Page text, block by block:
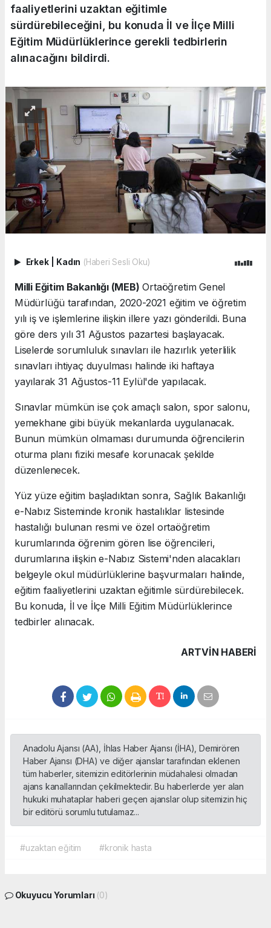
faaliyetlerini uzaktan eğitimle
sürdürebileceğini, bu konuda İl ve İlçe Milli
Eğitim Müdürlüklerince gerekli tedbirlerin
alınacağını bildirdi.
Erkek Kadın (Haberi Sesli Oku)
Milli Eğitim Bakanlığı (MEB) Ortaöğretim Genel
Müdürlüğü tarafından, 2020-2021 eğitim ve öğretim
yılı iş ve işlemlerine ilişkin illere yazı gönderildi. Buna
göre ders yılı 31 Ağustos pazartesi başlayacak.
Liselerde sorumluluk sınavları ile hazırlık yeterlilik
sınavları ihtiyaç duyulması halinde iki haftaya
yayılarak 31 Ağustos-11 Eylül'de yapılacak.
Sınavlar mümkün ise çok amaçlı salon, spor salonu,
yemekhane gibi büyük mekanlarda uygulanacak.
Bunun mümkün olmaması durumunda öğrencilerin
oturma planı fiziki mesafe korunacak şekilde
düzenlenecek.
Yüz yüze eğitim başladıktan sonra, Sağlık Bakanlığı
e-Nabız Sisteminde kronik hastalıklar listesinde
hastalığı bulunan resmi ve özel ortaöğretim
kurumlarında öğrenim gören lise öğrencileri,
durumlarına ilişkin e-Nabız Sistemi'nden alacakları
belgeyle okul müdürlüklerine başvurmaları halinde,
eğitim faaliyetlerini uzaktan eğitimle sürdürebilecek.
Bu konuda, İl ve İlçe Milli Eğitim Müdürlüklerince
tedbirler alınacak.
ARTVIN HABERİ
Anadolu Ajansı (AA), İhlas Haber Ajansı (İHA), Demirören
Haber Ajansı (DHA) ve diğer ajanslar tarafından eklenen
tüm haberler, sitemizin editörlerinin müdahalesi olmadan
ajans kanallarından çekilmektedir. Bu haberlerde yer alan
hukuki muhataplar haberi geçen ajanslar olup sitemizin hiç
bir editörü sorumlu tutulamaz...
#uzaktan eğitim #kronik hasta
Okuyucu Yorumları (0)